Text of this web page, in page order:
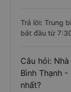
Trả lời: Trung
bắt đầu từ
Câu hỏi:
Bình Thạnh
nhất?